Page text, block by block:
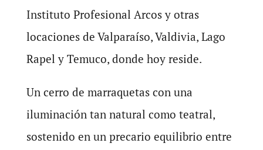
Instituto Profesional Arcos y otras
locaciones de Valparaíso, Valdivia, Lago
Rapel y Temuco, donde hoy reside.
Un cerro de marraquetas con una
iluminación tan natural como teatral,
sostenido en un precario equilibrio entre